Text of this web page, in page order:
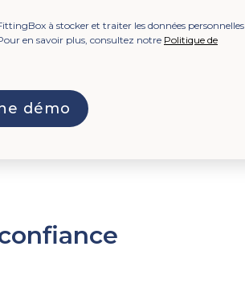
à stocker et traiter les données personnelles
en savoir plus, consultez notre Politique de